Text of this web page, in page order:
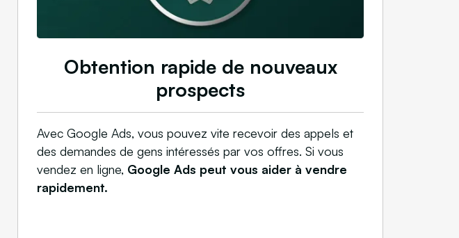
Obtention rapide de nouveaux
prospects
Avec Google Ads, vous pouvez vite recevoir des appels et
des demandes de gens intéressés par vos offres. Si vous
vendez en ligne, Google Ads peut vous aider à vendre
rapidement.